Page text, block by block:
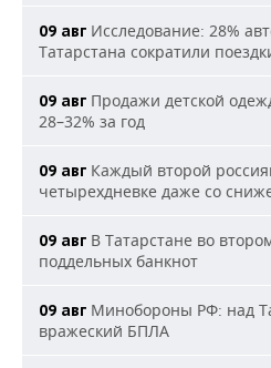
09 авг Исследование: 28%
Татарстана сократили
09 авг Продажи детской
28–32% за год
09 авг Каждый второй
четырехдневке даже со
09 авг В Татарстане во
поддельных банкнот
09 авг Минобороны РФ: над
вражеский БПЛА